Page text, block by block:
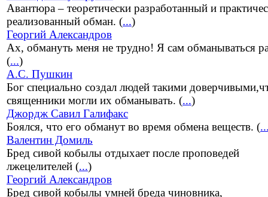
Авантюра – теоретически разработанный и
реализованный обман. (...)
Георгий Александров
Ах, обмануть меня не трудно! Я сам обманываться
(...)
А.С. Пушкин
Бог специально создал людей такими
священники могли их обманывать. (...)
Джордж Савил Галифакс
Боялся, что его обманут во время обмена веществ. (
Валентин Домиль
Бред сивой кобылы отдыхает после проповедей
лжецелителей (...)
Георгий Александров
Бред сивой кобылы умней бреда чиновника,